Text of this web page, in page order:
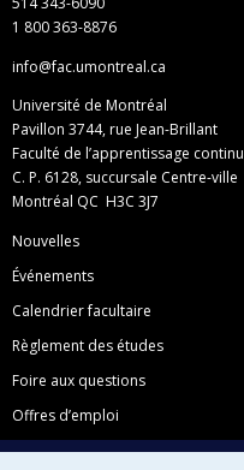
1 800 363-8876
info@fac.umontreal.ca
Université de Montréal
Pavillon 3744, rue Jean-Brillant
Faculté de l’apprentissage continu
C. P. 6128, succursale Centre-ville
Montréal QC H3C 3J7
Nouvelles
Événements
Calendrier facultaire
Règlement des études
Foire aux questions
Offres d’emploi
Facebook